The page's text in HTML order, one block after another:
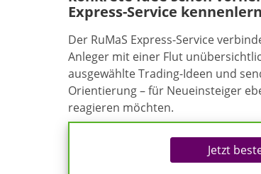
Express-Service
Der RuMaS Express-Service
Anleger mit einer Flut
ausgewählte Trading-Ideen und
Orientierung – für Neueinsteiger
reagieren möchten.
Jetzt